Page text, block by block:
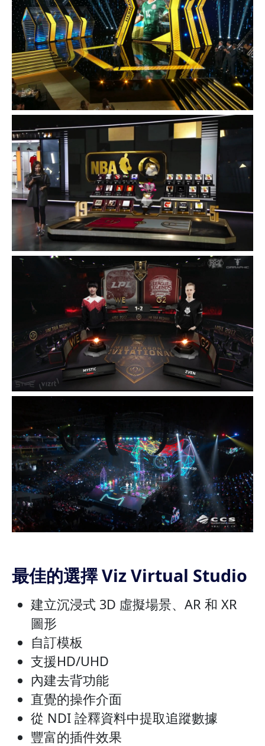
最佳的選擇 Viz Virtual Studio
建立沉浸式 3D 虛擬場景、AR 和 XR
圖形
自訂模板
支援HD/UHD
內建去背功能
直覺的操作介面
從 NDI 詮釋資料中提取追蹤數據
豐富的插件效果